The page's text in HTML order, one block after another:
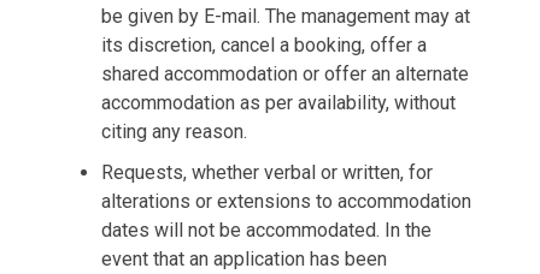
be given by E-mail. The management may at
its discretion, cancel a booking, offer a
shared accommodation or offer an alternate
accommodation as per availability, without
citing any reason.
Requests, whether verbal or written, for
alterations or extensions to accommodation
dates will not be accommodated. In the
event that an application has been